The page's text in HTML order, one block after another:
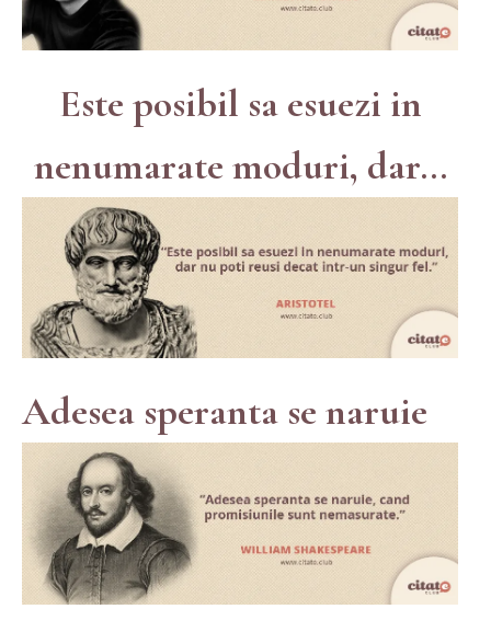
Este posibil sa esuezi in
nenumarate moduri, dar...
Adesea speranta se naruie